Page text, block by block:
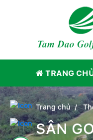
TRANG
Trang chủ
SÂN